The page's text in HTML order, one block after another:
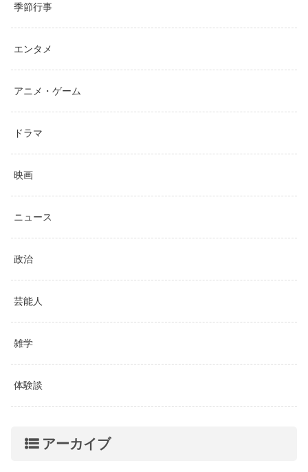
季節行事
エンタメ
アニメ・ゲーム
ドラマ
映画
ニュース
政治
芸能人
雑学
体験談
アーカイブ